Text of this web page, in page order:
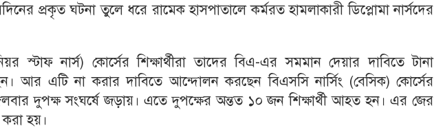
প্রকৃত ঘটনা তুলে ধরে রামেক হাসপাতালে কর্মরত হামলাকারী ডিপ্লোমা নার্সদের
স্টাফ নার্স) কোর্সের শিক্ষার্থীরা তাদের বিএ-এর সমমান দেয়ার দাবিতে টানা
আর এটি না করার দাবিতে আন্দোলন করছেন বিএসসি নার্সিং (বেসিক) কোর্সের
দুপক্ষ সংঘর্ষে জড়ায়। এতে দুপক্ষের অন্তত ১০ জন শিক্ষার্থী আহত হন। এর জের
হয়।